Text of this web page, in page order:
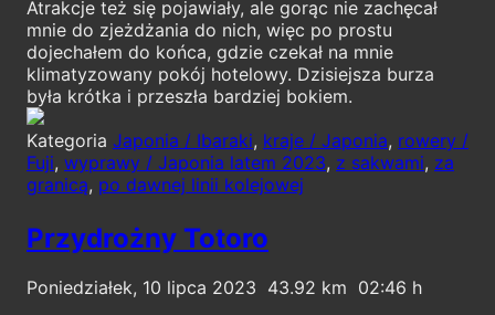
Atrakcje też się pojawiały, ale gorąc nie zachęcał
mnie do zjeżdżania do nich, więc po prostu
dojechałem do końca, gdzie czekał na mnie
klimatyzowany pokój hotelowy. Dzisiejsza burza
była krótka i przeszła bardziej bokiem.
Kategoria Japonia / Ibaraki, kraje / Japonia, rowery /
Fuji, wyprawy / Japonia latem 2023, z sakwami, za
granicą, po dawnej linii kolejowej
Przydrożny Totoro
Poniedziałek, 10 lipca 2023 43.92
02:46